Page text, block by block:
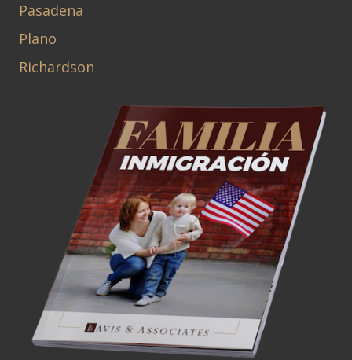
Pasadena
Plano
Richardson